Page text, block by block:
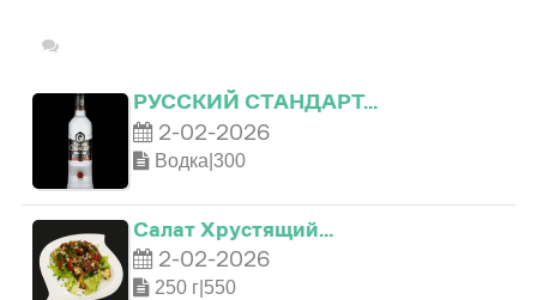
РУССКИЙ СТАНДАРТ…
2-02-2026
Водка|300
Салат Хрустящий…
2-02-2026
250 г|550